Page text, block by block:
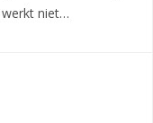
werkt niet…